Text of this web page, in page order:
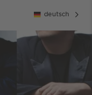
deutsch